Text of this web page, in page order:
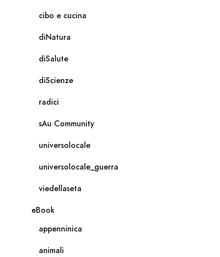
cibo e cucina
diNatura
diSalute
diScienze
radici
sAu Community
universolocale
universolocale_guerra
viedellaseta
eBook
appenninica
animali